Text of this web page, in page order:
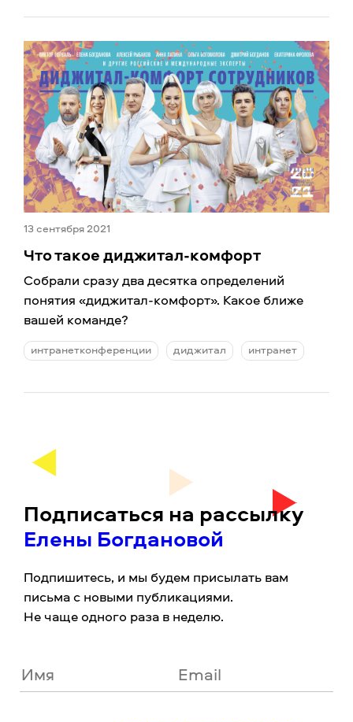
13 сентября 2021
Что такое диджитал-комфорт
Собрали сразу два десятка определений
понятия «диджитал-комфорт». Какое ближе
вашей команде?
интранетконференции диджитал интранет
Подписаться на рассылку
Елены Богдановой
Подпишитесь, и мы будем присылать вам
письма с новыми публикациями.
Не чаще одного раза в неделю.